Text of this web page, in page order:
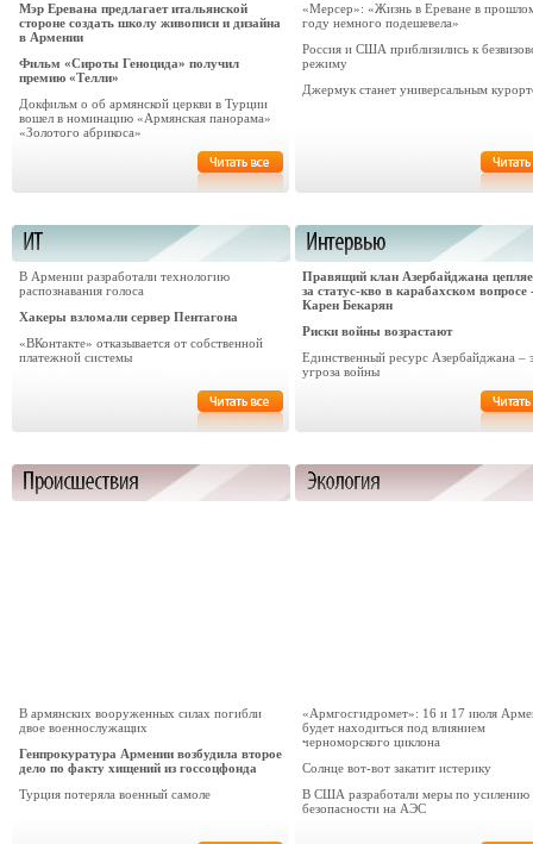
Мэр Еревана предлагает итальянской
стороне создать школу живописи и дизайна
в Армении
Фильм «Сироты Геноцида» получил
премию «Телли»
Докфильм о об армянской церкви в Турции
вошел в номинацию «Армянская панорама»
«Золотого абрикоса»
«Мерсер»: «Жизнь в Ереване в
году немного подешевела»
Россия и США приблизились к
режиму
Джермук станет универсальным
В Армении разработали технологию
распознавания голоса
Хакеры взломали сервер Пентагона
«ВКонтакте» отказывается от собственной
платежной системы
Правящий клан Азербайджана
за статус-кво в карабахском вопросе
Карен Бекарян
Риски войны возрастают
Единственный ресурс Азербайджана –
угроза войны
В армянских вооруженных силах погибли
двое военнослужащих
Генпрокуратура Армении возбудила второе
дело по факту хищений из госсоцфонда
Турция потеряла военный самоле
«Армгосгидромет»: 16 и 17 июля
будет находиться под влиянием
черноморского циклона
Солнце вот-вот закатит истерику
В США разработали меры по усилению
безопасности на АЭС